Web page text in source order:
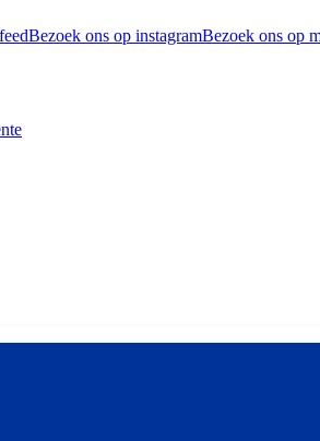
Bezoek ons op instagramBezoek ons op